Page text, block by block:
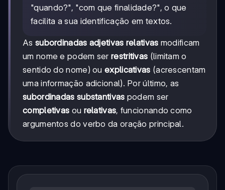
"quando?", "com que finalidade?", o que
facilita a sua identificação em textos.
As subordinadas adjetivas relativas modificam
um nome e podem serrestritivas (limitam o
sentido do nome) ouexplicativas (acrescentam
uma informação adicional). Por último, as
subordinadas substantivas podem ser
completivas ou relativas, funcionando como
argumentos do verbo da oração principal.